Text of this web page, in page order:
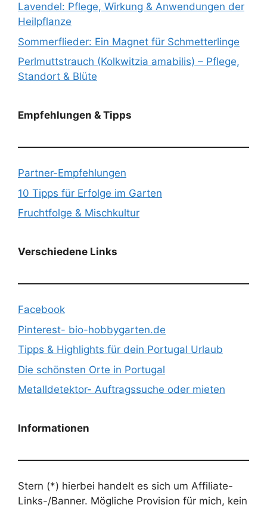
Lavendel: Pflege, Wirkung & Anwendungen der
Heilpflanze
Sommerflieder: Ein Magnet für Schmetterlinge
Perlmuttstrauch (Kolkwitzia amabilis) – Pflege,
Standort & Blüte
Empfehlungen & Tipps
Partner-Empfehlungen
10 Tipps für Erfolge im Garten
Fruchtfolge & Mischkultur
Verschiedene Links
Facebook
Pinterest- bio-hobbygarten.de
Tipps & Highlights für dein Portugal Urlaub
Die schönsten Orte in Portugal
Metalldetektor- Auftragssuche oder mieten
Informationen
Stern (*) hierbei handelt es sich um Affiliate-
Links-/Banner. Mögliche Provision für mich, kein